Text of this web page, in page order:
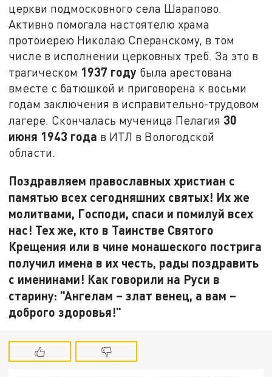
церкви подмосковного села Шарапово.
Активно помогала настоятелю храма
протоиерею Николаю Сперанскому, в том
числе в исполнении церковных треб. За это в
трагическом 1937 году была арестована
вместе с батюшкой и приговорена к восьми
годам заключения в исправительно-трудовом
лагере. Скончалась мученица Пелагия 30
июня 1943 года в ИТЛ в Вологодской
области.
Поздравляем православных христиан с
памятью всех сегодняшних святых! Их же
молитвами, Господи, спаси и помилуй всех
нас! Тех же, кто в Таинстве Святого
Крещения или в чине монашеского пострига
получил имена в их честь, рады поздравить
с именинами! Как говорили на Руси в
старину: "Ангелам – злат венец, а вам –
доброго здоровья!"